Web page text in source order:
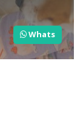
Whats